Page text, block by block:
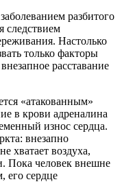
разбитого
следствием
Настолько
только факторы
расставание
«атакованным»
в крови адреналина
износ сердца.
внезапно
хватает воздуха,
Пока человек внешне
его сердце